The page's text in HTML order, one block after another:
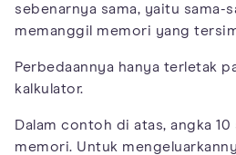
sebenarnya sama, yaitu sama-
memanggil memori yang
Perbedaannya hanya terletak
kalkulator.
Dalam contoh di atas, angka
memori. Untuk